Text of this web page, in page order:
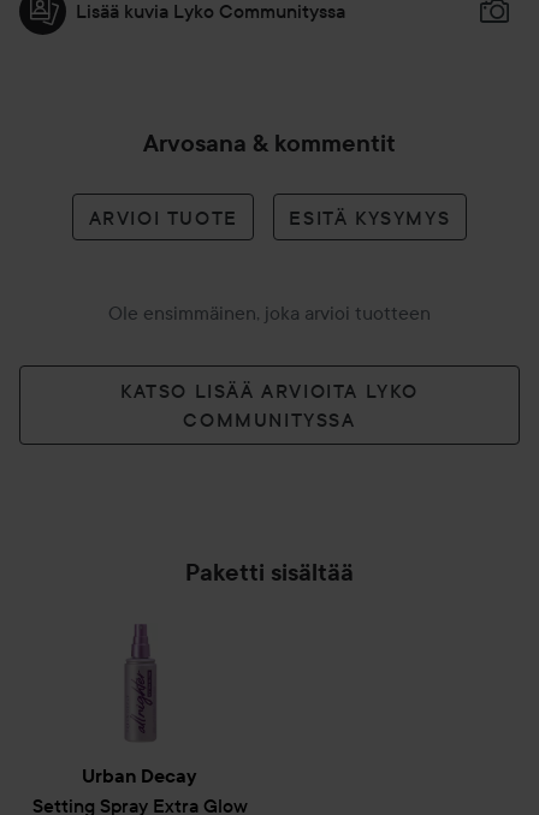
Lisää kuvia Lyko Communityssa
Arvosana & kommentit
ARVIOI TUOTE ESITÄ KYSYMYS
Ole ensimmäinen, joka arvioi tuotteen
KATSO LISÄÄ ARVIOITA LYKO
COMMUNITYSSA
Paketti sisältää
Urban Decay
Setting Spray Extra Glow